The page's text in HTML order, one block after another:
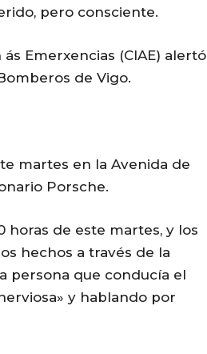
pero consciente.
Emerxencias (CIAE) alertó
de Vigo.
martes en la Avenida de
Porsche.
horas de este martes, y los
hechos a través de la
persona que conducía el
y hablando por